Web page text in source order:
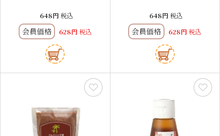
648 税込
会員価格 628 税込
648 税込
会員価格 628 税込